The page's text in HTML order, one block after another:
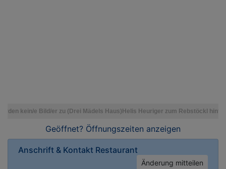
Geöffnet? Öffnungszeiten anzeigen
Anschrift & Kontakt Restaurant
Änderung mitteilen